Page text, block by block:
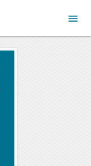
menu